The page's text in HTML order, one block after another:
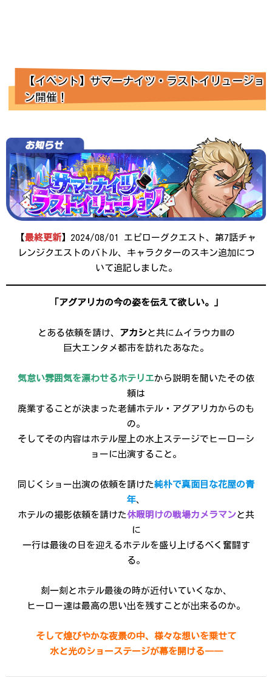
【イベント】サマーナイツ・ラストイリュージョ
ン開催！
【最終更新】2024/08/01 エピローグクエスト、第7話チャ
レンジクエストのバトル、キャラクターのスキン追加につ
いて追記しました。
「アグアリカの今の姿を伝えて欲しい。」
とある依頼を請け、 アカシと共にムイラウカⅢの
巨大エンタメ都市を訪れたあなた。
気怠い雰囲気を漂わせるホテリエから説明を聞いたその依
頼は
廃業することが決まった老舗ホテル・アグアリカからのも
の。
そしてその内容はホテル屋上の水上ステージでヒーローシ
ョーに出演すること。
同じくショー出演の依頼を請けた純朴で真面目な花屋の青
年、
ホテルの撮影依頼を請けた 休暇明けの戦場カメラマンと共
に
一行は最後の日を迎えるホテルを盛り上げるべく奮闘す
る。
刻一刻とホテル最後の時が近付いていくなか、
ヒーロー達は最高の思い出を残すことが出来るのか。
そして煌びやかな夜景の中、様々な想いを乗せて
水と光のショーステージが幕を開ける――